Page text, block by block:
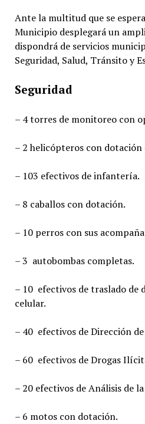
Ante la multitud que se
Municipio desplegará un
dispondrá de servicios
Seguridad, Salud, Tránsito y
Seguridad
– 4 torres de monitoreo con
– 2 helicópteros con
– 103 efectivos de infantería.
– 8 caballos con dotación.
– 10 perros con sus
– 3 autobombas completas.
– 10 efectivos de traslado de
celular.
– 40 efectivos de Dirección
– 60 efectivos de Drogas
– 20 efectivos de Análisis de
– 6 motos con dotación.